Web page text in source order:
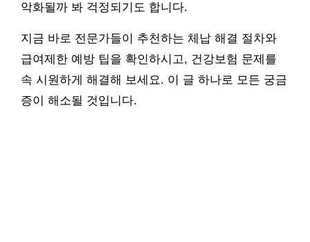
악화될까 봐 걱정되기도 합니다.
지금 바로 전문가들이 추천하는 체납 해결 절차와
급여제한 예방 팁을 확인하시고, 건강보험 문제를
속 시원하게 해결해 보세요. 이 글 하나로 모든 궁금
증이 해소될 것입니다.